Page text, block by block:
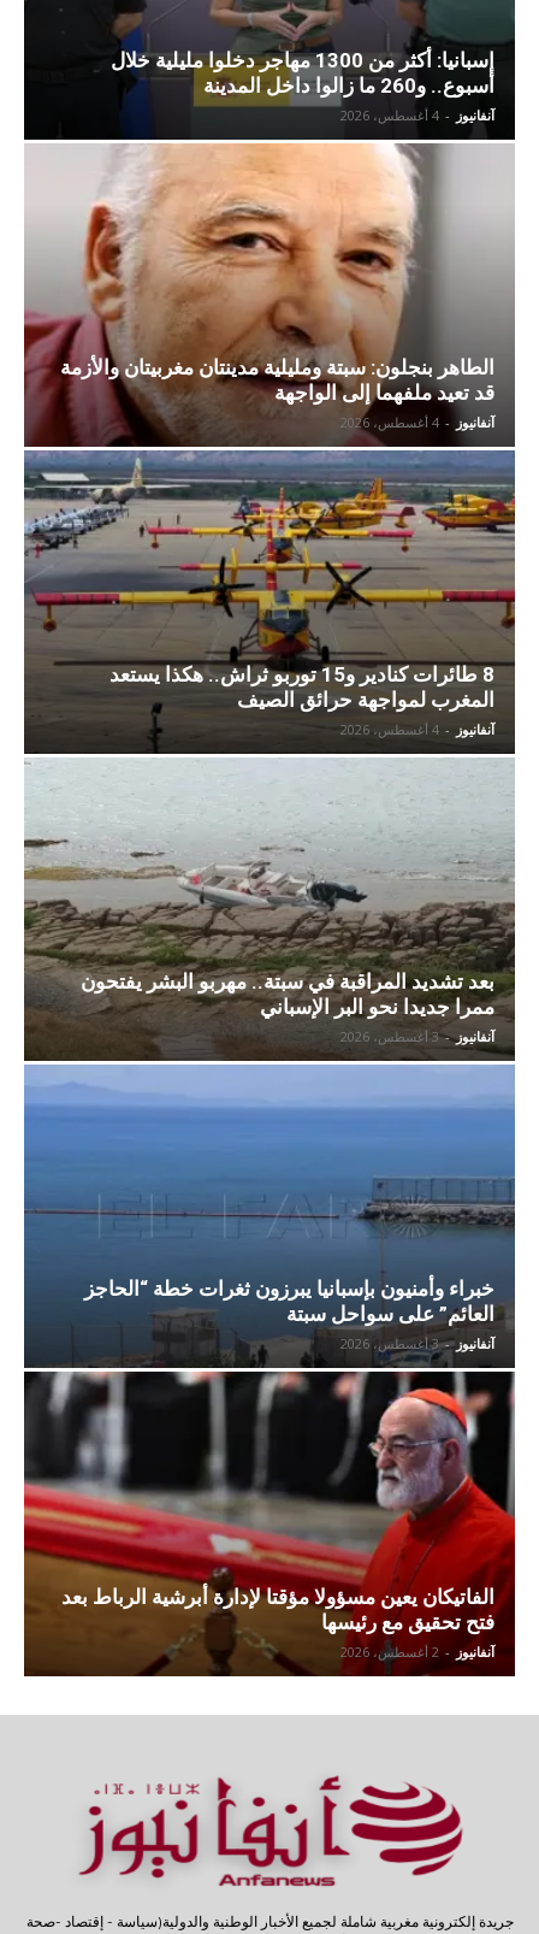
إسبانيا: أكثر من 1300 مهاجر دخلوا مليلية خلال
أسبوع.. و260 ما زالوا داخل المدينة
آنفانيوز - 4 أغسطس، 2026
الطاهر بنجلون: سبتة ومليلية مدينتان مغربيتان والأزمة
قد تعيد ملفهما إلى الواجهة
آنفانيوز - 4 أغسطس، 2026
8 طائرات كنادير و15 توربو ثراش.. هكذا يستعد
المغرب لمواجهة حرائق الصيف
آنفانيوز - 4 أغسطس، 2026
بعد تشديد المراقبة في سبتة.. مهربو البشر يفتحون
ممرا جديدا نحو البر الإسباني
آنفانيوز - 3 أغسطس، 2026
خبراء وأمنيون بإسبانيا يبرزون ثغرات خطة “الحاجز
العائم” على سواحل سبتة
آنفانيوز - 3 أغسطس، 2026
الفاتيكان يعين مسؤولا مؤقتا لإدارة أبرشية الرباط بعد
فتح تحقيق مع رئيسها
آنفانيوز - 2 أغسطس، 2026
جريدة إلكترونية مغربية شاملة لجميع الأخبار الوطنية والدولية(سياسة - إقتصاد -صحة